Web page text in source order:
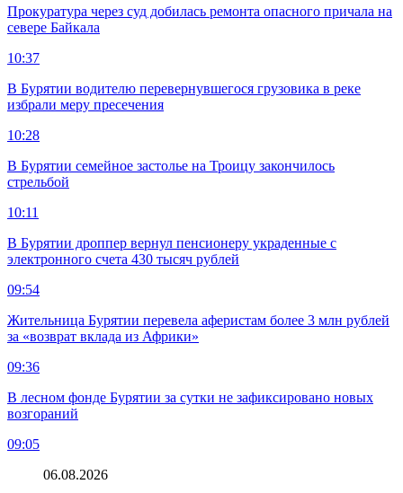
Прокуратура через суд добилась ремонта опасного причала на
севере Байкала
10:37
В Бурятии водителю перевернувшегося грузовика в реке
избрали меру пресечения
10:28
В Бурятии семейное застолье на Троицу закончилось
стрельбой
10:11
В Бурятии дроппер вернул пенсионеру украденные с
электронного счета 430 тысяч рублей
09:54
Жительница Бурятии перевела аферистам более 3 млн рублей
за «возврат вклада из Африки»
09:36
В лесном фонде Бурятии за сутки не зафиксировано новых
возгораний
09:05
06.08.2026